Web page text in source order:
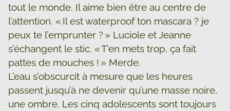
tout le monde. Il aime bien être au centre de
l’attention. « Il est waterproof ton mascara ? je
peux te l’emprunter ? » Luciole et Jeanne
s’échangent le stic. « T’en mets trop, ça fait
pattes de mouches ! » Merde.
L’eau s’obscurcit à mesure que les heures
passent jusqu’à ne devenir qu’une masse noire,
une ombre. Les cinq adolescents sont toujours